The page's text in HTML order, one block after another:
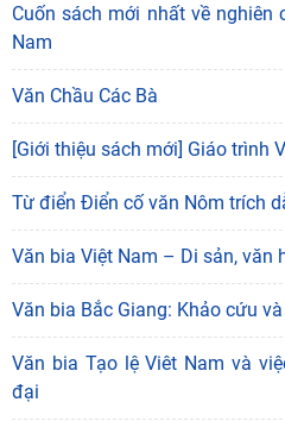
Cuốn sách mới nhất về
Nam
Văn Chầu Các Bà
[Giới thiệu sách mới] Giáo trình
Từ điển Điển cố văn Nôm trích
Văn bia Việt Nam – Di sản, văn
Văn bia Bắc Giang: Khảo cứu
Văn bia Tạo lệ Viêt Nam và
đại
"Đồng bằng sông Mê Kông
05/08/2026
Hoạt động khoa học của
điển - Viện Nghiên cứu Hán -
04/08/2026
Lớp bồi dưỡng Hán Nôm
Hàn lâm Khoa học xã